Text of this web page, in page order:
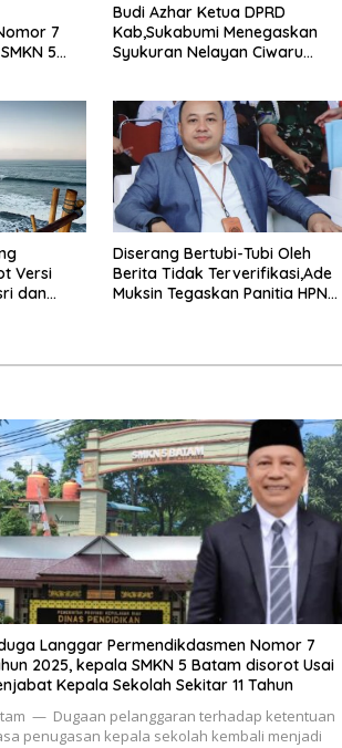
7
5
Budi Azhar Ketua DPRD
Kab,Sukabumi Menegaskan
Syukuran Nelayan Ciwaru
Ekonomi Kreatif Akar Rumput
Versi
dan
Diserang Bertubi-Tubi Oleh
Berita Tidak Terverifikasi,Ade
Muksin Tegaskan Panitia HPN
Langgar Permendikdasmen Nomor 7
2025, kepala SMKN 5 Batam disorot Usai
Kepala Sekolah Sekitar 11 Tahun
— Dugaan pelanggaran terhadap ketentuan
penugasan kepala sekolah kembali menjadi